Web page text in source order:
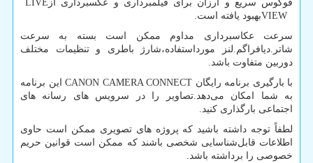
فوکوس سریع و ارزان برای فیلمبرداری و عکسبرداری از LIVE
VIEWبهبود یافته است.
سرعت عکاسبرداری مداوم ممکن است بسته به سرعت
شاتر.دیافراگم.لنز مورداستفاده،شارژ باطری و تنظیمات مختلف
دوربین متفاوت باشد.
با بارگیری برنامه رایگان CANON CAMERA CONNECT این برنامه
به شما امکان می‌دهد.تصاویر را در سرویس های رسانه های
اجتماعی بارگذاری کنید.
لطفاً توجه داشته باشید که پروژه های تصویری ممکن است حاوی
اطلاعات قابل‌شناسایی شخصی باشند که ممکن است قوانین حریم
خصوصی را برداشته باشد.